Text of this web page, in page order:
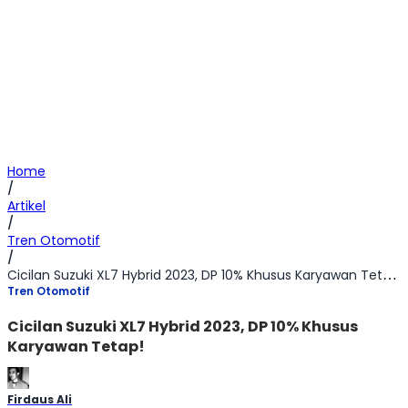
Home
/
Artikel
/
Tren Otomotif
/
Cicilan Suzuki XL7 Hybrid 2023, DP 10% Khusus Karyawan Tetap!
Tren Otomotif
Cicilan Suzuki XL7 Hybrid 2023, DP 10% Khusus
Karyawan Tetap!
Firdaus Ali